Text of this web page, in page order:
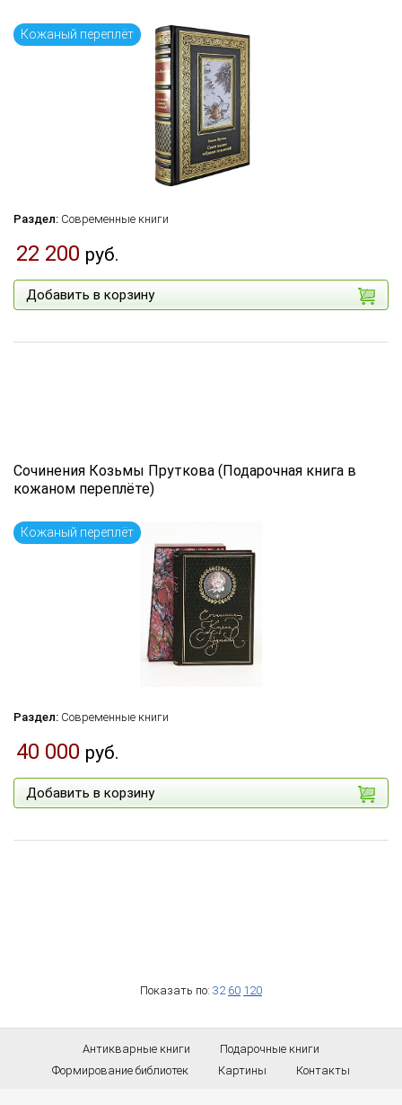
Кожаный переплёт
Раздел: Современные книги
22 200 руб.
Добавить в корзину
Сочинения Козьмы Пруткова (Подарочная книга в
кожаном переплёте)
Кожаный переплёт
Раздел: Современные книги
40 000 руб.
Добавить в корзину
Показать по: 32 60 120
Антикварные книги
Подарочные книги
Формирование библиотек
Картины Контакты